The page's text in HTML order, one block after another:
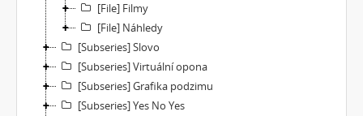
[File] Filmy
[File] Náhledy
[Subseries] Slovo
[Subseries] Virtuální opona
[Subseries] Grafika podzimu
[Subseries] Yes No Yes